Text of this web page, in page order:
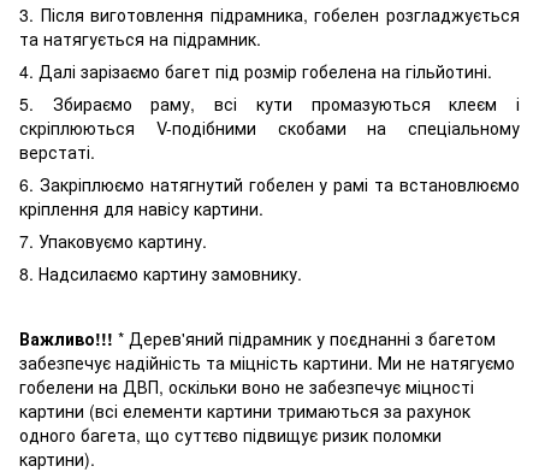
3. Після виготовлення підрамника, гобелен розгладжується
та натягується на підрамник.
4. Далі зарізаємо багет під розмір гобелена на гільйотині.
5. Збираємо раму, всі кути промазуються клеєм і
скріплюються V-подібними скобами на спеціальному
верстаті.
6. Закріплюємо натягнутий гобелен у рамі та встановлюємо
кріплення для навісу картини.
7. Упаковуємо картину.
8. Надсилаємо картину замовнику.
Важливо!!! * Дерев'яний підрамник у поєднанні з багетом
забезпечує надійність та міцність картини. Ми не натягуємо
гобелени на ДВП, оскільки воно не забезпечує міцності
картини (всі елементи картини тримаються за рахунок
одного багета, що суттєво підвищує ризик поломки
картини).